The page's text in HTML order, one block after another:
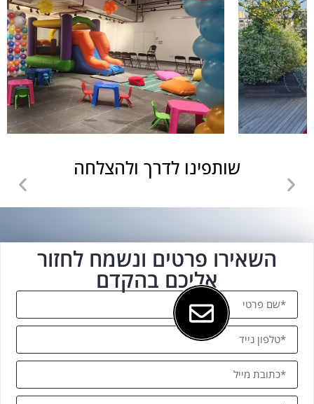
שותפינו לדרך ולהצלחה
השאירו פרטים ונשמח לחזור
אליכם בהקדם